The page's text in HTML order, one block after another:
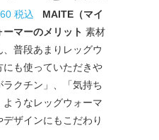
税込
MAITE（マイ
マーのメリット 素材
普段あまりレッグウ
にも使っていただきや
クチン」、「気持ち
うなレッグウォーマ
ザインにもこだわり